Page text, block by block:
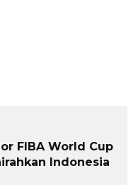
FIBA World Cup
Indonesia